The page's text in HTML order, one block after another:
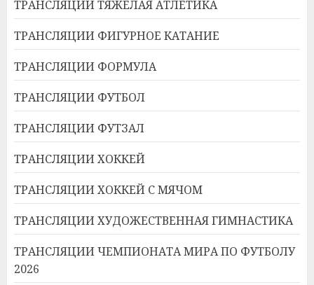
ТРАНСЛЯЦИИ ТЯЖЕЛАЯ АТЛЕТИКА
ТРАНСЛЯЦИИ ФИГУРНОЕ КАТАНИЕ
ТРАНСЛЯЦИИ ФОРМУЛА
ТРАНСЛЯЦИИ ФУТБОЛ
ТРАНСЛЯЦИИ ФУТЗАЛ
ТРАНСЛЯЦИИ ХОККЕЙ
ТРАНСЛЯЦИИ ХОККЕЙ С МЯЧОМ
ТРАНСЛЯЦИИ ХУДОЖЕСТВЕННАЯ ГИМНАСТИКА
ТРАНСЛЯЦИИ ЧЕМПИОНАТА МИРА ПО ФУТБОЛУ
2026